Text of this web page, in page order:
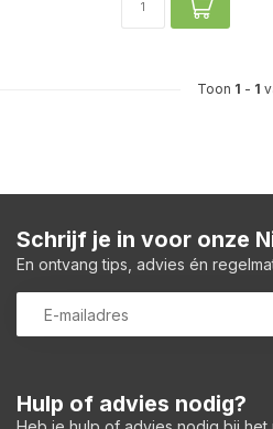
Toon 1 - 1
Hulp of advies nodig?
Schrijf je in voor onze
En ontvang tips, advies én